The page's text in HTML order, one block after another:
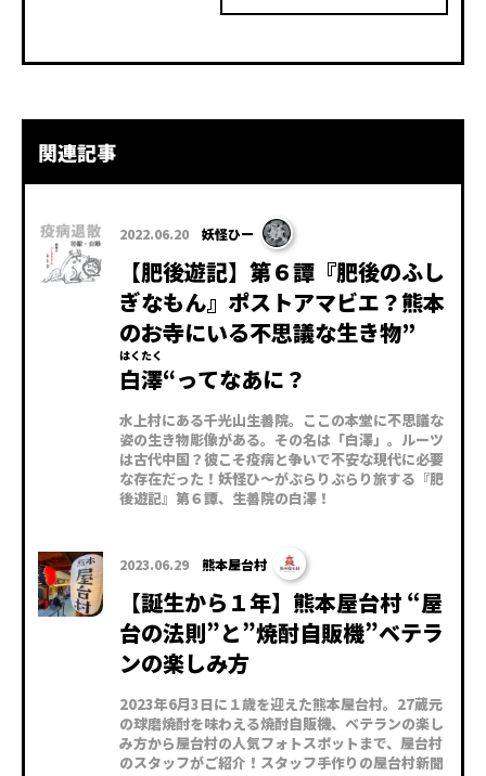
関連記事
2022.06.20 妖怪ひー
【肥後遊記】第６譚『肥後のふし
ぎなもん』ポストアマビエ？熊本
のお寺にいる不思議な生き物”
白澤
はくたく
“ってなあに？
水上村にある千光山生善院。ここの本堂に不思議な
姿の生き物彫像がある。その名は「白澤」。ルーツ
は古代中国？彼こそ疫病と争いで不安な現代に必要
な存在だった！妖怪ひ～がぶらりぶらり旅する『肥
後遊記』第６譚、生善院の白澤！
2023.06.29 熊本屋台村
【誕生から１年】熊本屋台村 “屋
台の法則”と”焼酎自販機”ベテラ
ンの楽しみ方
2023年6月3日に１歳を迎えた熊本屋台村。27蔵元
の球磨焼酎を味わえる焼酎自販機、ベテランの楽し
み方から屋台村の人気フォトスポットまで、屋台村
のスタッフがご紹介！スタッフ手作りの屋台村新聞